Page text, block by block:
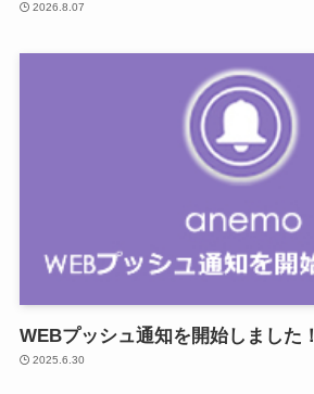
2026.8.07
WEBプッシュ通知を開始しました！
2025.6.30